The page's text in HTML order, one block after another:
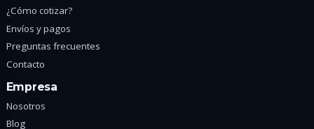
¿Cómo cotizar?
Envíos y pagos
Preguntas frecuentes
Contacto
Empresa
Nosotros
Blog